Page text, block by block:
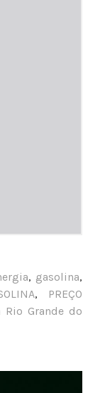
, gasolina,
,
PREÇO
Rio Grande do